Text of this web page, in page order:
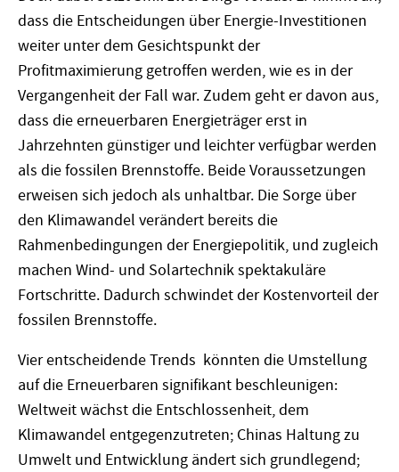
dass die Entscheidungen über Energie-Investitionen
weiter unter dem Gesichtspunkt der
Profitmaximierung getroffen werden, wie es in der
Vergangenheit der Fall war. Zudem geht er davon aus,
dass die erneuerbaren Energieträger erst in
Jahrzehnten günstiger und leichter verfügbar werden
als die fossilen Brennstoffe. Beide Voraussetzungen
erweisen sich jedoch als unhaltbar. Die Sorge über
den Klimawandel verändert bereits die
Rahmenbedingungen der Energiepolitik, und zugleich
machen Wind- und Solartechnik spektakuläre
Fortschritte. Dadurch schwindet der Kostenvorteil der
fossilen Brennstoffe.
Vier entscheidende Trends könnten die Umstellung
auf die Erneuerbaren signifikant beschleunigen:
Weltweit wächst die Entschlossenheit, dem
Klimawandel entgegenzutreten; Chinas Haltung zu
Umwelt und Entwicklung ändert sich grundlegend;